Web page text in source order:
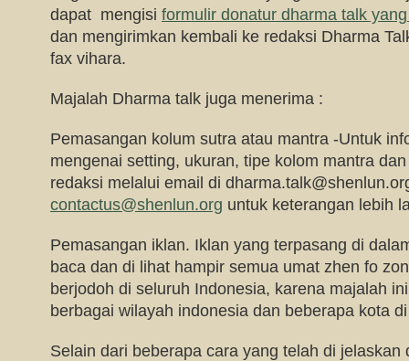
dapat mengisi formulir donatur dharma talk
dan mengirimkan kembali ke redaksi Dharma
fax vihara.
Majalah Dharma talk juga menerima :
Pemasangan kolum sutra atau mantra -Untuk
mengenai setting, ukuran, tipe kolom mantra
redaksi melalui email di
contactus@shenlun.org untuk keterangan lebih
Pemasangan iklan. Iklan yang terpasang di
baca dan di lihat hampir semua umat zhen fo
berjodoh di seluruh Indonesia, karena majalah
berbagai wilayah indonesia dan beberapa kota
Selain dari beberapa cara yang telah di jelaskan